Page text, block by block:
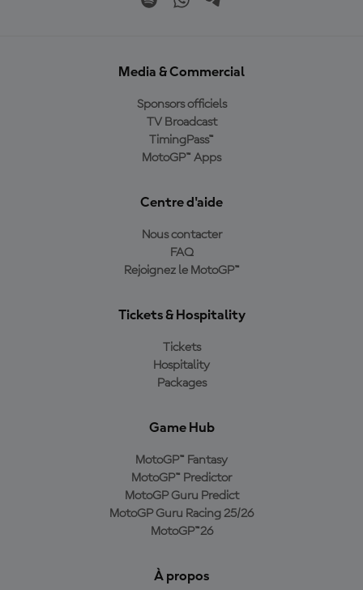
Media & Commercial
Sponsors officiels
TV Broadcast
TimingPass™
MotoGP™ Apps
Centre d'aide
Nous contacter
FAQ
Rejoignez le MotoGP™
Tickets & Hospitality
Tickets
Hospitality
Packages
Game Hub
MotoGP™ Fantasy
MotoGP™ Predictor
MotoGP Guru Predict
MotoGP Guru Racing 25/26
MotoGP™26
À propos